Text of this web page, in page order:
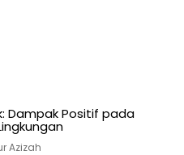
Dampak Positif pada
Azizah